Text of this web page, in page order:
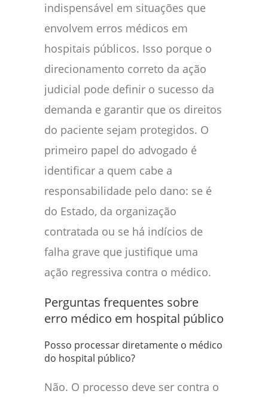
indispensável em situações que
envolvem erros médicos em
hospitais públicos. Isso porque o
direcionamento correto da ação
judicial pode definir o sucesso da
demanda e garantir que os direitos
do paciente sejam protegidos. O
primeiro papel do advogado é
identificar a quem cabe a
responsabilidade pelo dano: se é
do Estado, da organização
contratada ou se há indícios de
falha grave que justifique uma
ação regressiva contra o médico.
Perguntas frequentes sobre
erro médico em hospital público
Posso processar diretamente o médico
do hospital público?
Não. O processo deve ser contra o